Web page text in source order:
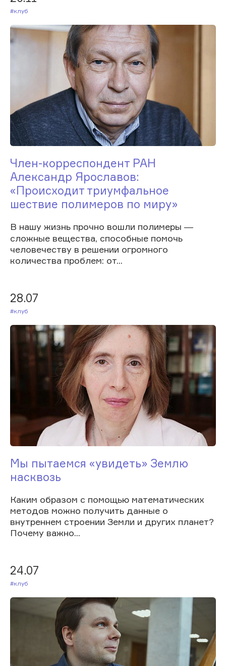
#Клуб
Член-корреспондент РАН
Александр Ярославов:
«Происходит триумфальное
шествие полимеров по миру»
В нашу жизнь прочно вошли полимеры ―
сложные вещества, способные помочь
человечеству в решении огромного
количества проблем: от...
28.07
#Клуб
Мы пытаемся «увидеть» Землю
насквозь
Каким образом с помощью математических
методов можно получить данные о
внутреннем строении Земли и других планет?
Почему важно...
24.07
#Клуб